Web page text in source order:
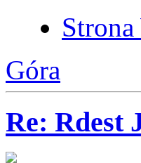
Góra
Re: Rdest